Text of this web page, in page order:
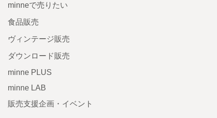
minneで売りたい
食品販売
ヴィンテージ販売
ダウンロード販売
minne PLUS
minne LAB
販売支援企画・イベント